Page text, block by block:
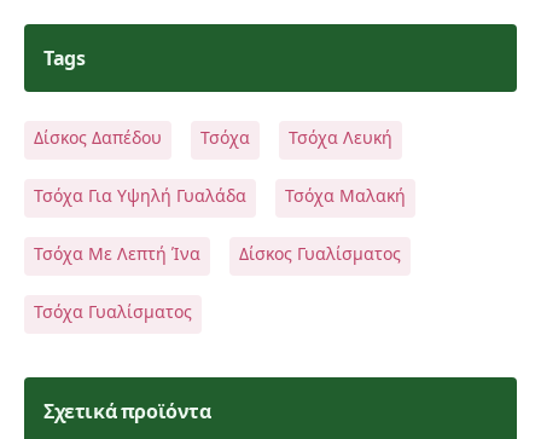
Tags
Δίσκος Δαπέδου Τσόχα Τσόχα Λευκή
Τσόχα Για Υψηλή Γυαλάδα Τσόχα Μαλακή
Τσόχα Με Λεπτή Ίνα Δίσκος Γυαλίσματος
Τσόχα Γυαλίσματος
Σχετικά προϊόντα